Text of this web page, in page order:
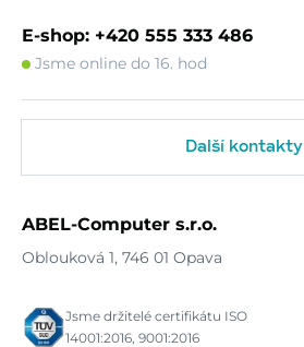
E-shop: +420 555 333 486
Jsme online do 16. hod
Další kontakty
ABEL-Computer s.r.o.
Oblouková 1, 746 01 Opava
Jsme držitelé certifikátu ISO
14001:2016, 9001:2016